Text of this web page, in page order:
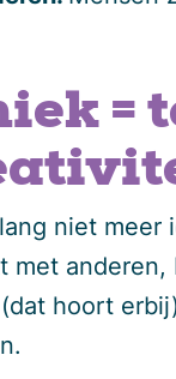
=
niet
met
hoort